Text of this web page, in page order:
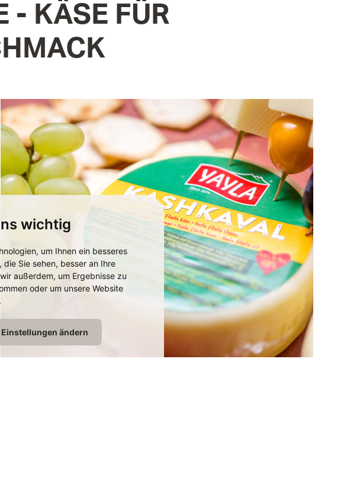
wichtig
um Ihnen ein besseres
Sie sehen, besser an Ihre
außerdem, um Ergebnisse zu
oder um unsere Website
Einstellungen ändern
- KÄSE FÜR